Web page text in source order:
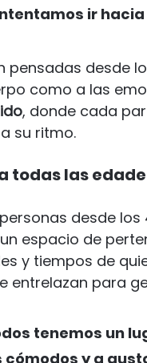
ir
pensadas desde
como a las
, donde cada
su ritmo.
todas las
desde
espacio de
y tiempos de
entrelazan para
tenemos un
cómodos y a